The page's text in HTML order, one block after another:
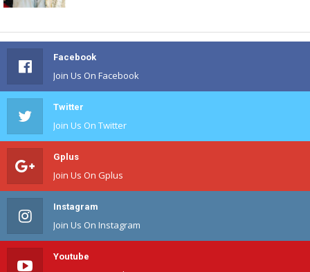
Facebook
Join Us On Facebook
Twitter
Join Us On Twitter
Gplus
Join Us On Gplus
Instagram
Join Us On Instagram
Youtube